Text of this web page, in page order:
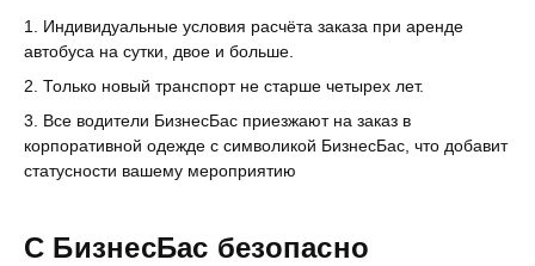
Индивидуальные условия расчёта заказа при аренде
автобуса на сутки, двое и больше.
Только новый транспорт не старше четырех лет.
Все водители БизнесБас приезжают на заказ в
корпоративной одежде с символикой БизнесБас, что добавит
статусности вашему мероприятию
С БизнесБас безопасно